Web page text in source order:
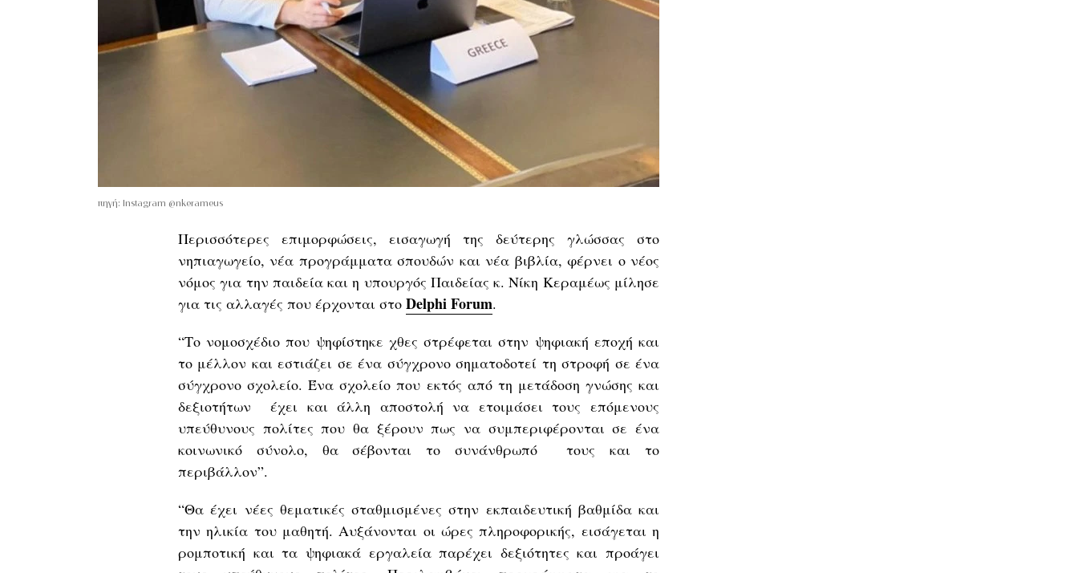
πηγή: Instagram @nkerameus
Περισσότερες επιμορφώσεις, εισαγωγή της δεύτερης γλώσσας στο
νηπιαγωγείο, νέα προγράμματα σπουδών και νέα βιβλία, φέρνει ο νέος
νόμος για την παιδεία και η υπουργός Παιδείας κ. Νίκη Κεραμέως μίλησε
για τις αλλαγές που έρχονται στο Delphi Forum.
“Το νομοσχέδιο που ψηφίστηκε χθες στρέφεται στην ψηφιακή εποχή και
το μέλλον και εστιάζει σε ένα σύγχρονο σηματοδοτεί τη στροφή σε ένα
σύγχρονο σχολείο. Ένα σχολείο που εκτός από τη μετάδοση γνώσης και
δεξιοτήτων έχει και άλλη αποστολή να ετοιμάσει τους επόμενους
υπεύθυνους πολίτες που θα ξέρουν πως να συμπεριφέρονται σε ένα
κοινωνικό σύνολο, θα σέβονται το συνάνθρωπό τους και το
περιβάλλον”.
“Θα έχει νέες θεματικές σταθμισμένες στην εκπαιδευτική βαθμίδα και
την ηλικία του μαθητή. Αυξάνονται οι ώρες πληροφορικής, εισάγεται η
ρομποτική και τα ψηφιακά εργαλεία παρέχει δεξιότητες και προάγει